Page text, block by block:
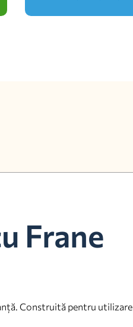
Frane
Construită pentru utilizare